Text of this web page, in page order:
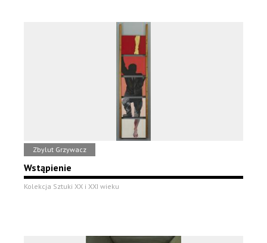
Zbylut Grzywacz
Wstąpienie
Kolekcja Sztuki XX i XXI wieku